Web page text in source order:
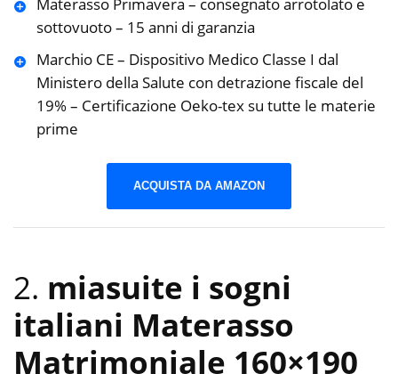
sottovuoto – 15 anni di garanzia
Marchio CE – Dispositivo Medico Classe I dal
Ministero della Salute con detrazione fiscale del
19% – Certificazione Oeko-tex su tutte le materie
prime
ACQUISTA DA AMAZON
2. miasuite i sogni
italiani Materasso
Matrimoniale 160×190